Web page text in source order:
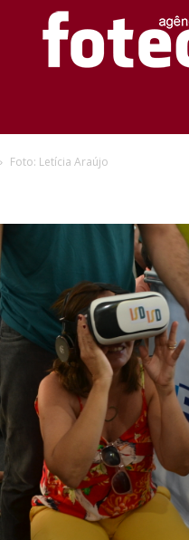
Foto: Letícia Araújo